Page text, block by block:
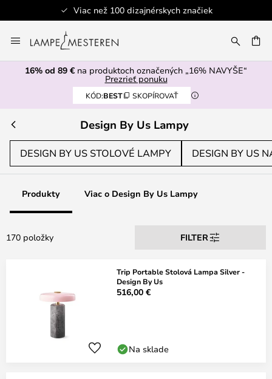
Bezpečná platba
to
Content
16% od 89 € na produktoch označených „16% NAVYŠE“
Prezrieť ponuku
KÓD:BEST SKOPÍROVAŤ
Design By Us Lampy
DESIGN BY US STOLOVÉ LAMPY DESIGN BY US
Produkty Viac o Design By Us Lampy
170 položky FILTER
Trip Portable Stolová Lampa Silver -
Design By Us
516,00 €
Na sklade